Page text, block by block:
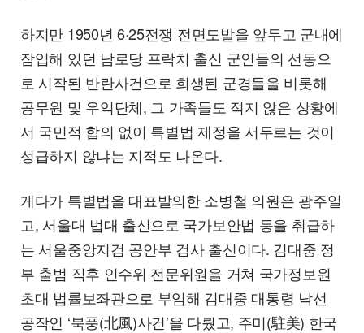
하지만 1950년 6·25전쟁 전면도발을 앞두고 군내에
잠입해 있던 남로당 프락치 출신 군인들의 선동으
로 시작된 반란사건으로 희생된 군경들을 비롯해
공무원 및 우익단체, 그 가족들도 적지 않은 상황에
서 국민적 합의 없이 특별법 제정을 서두르는 것이
성급하지 않냐는 지적도 나온다.
게다가 특별법을 대표발의한 소병철 의원은 광주일
고, 서울대 법대 출신으로 국가보안법 등을 취급하
는 서울중앙지검 공안부 검사 출신이다. 김대중 정
부 출범 직후 인수위 전문위원을 거쳐 국가정보원
초대 법률보좌관으로 부임해 김대중 대통령 낙선
공작인 ‘북풍(北風)사건’을 다뤘고, 주미(駐美) 한국